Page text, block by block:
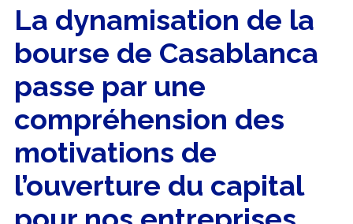
La dynamisation de la
bourse de Casablanca
passe par une
compréhension des
motivations de
l’ouverture du capital